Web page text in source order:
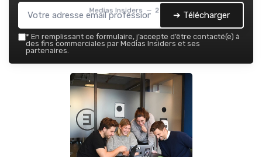
Medias Insiders — 2026
➔ Télécharger
* En remplissant ce formulaire, j’accepte d’être contacté(e) à
des fins commerciales par Medias Insiders et ses
partenaires.